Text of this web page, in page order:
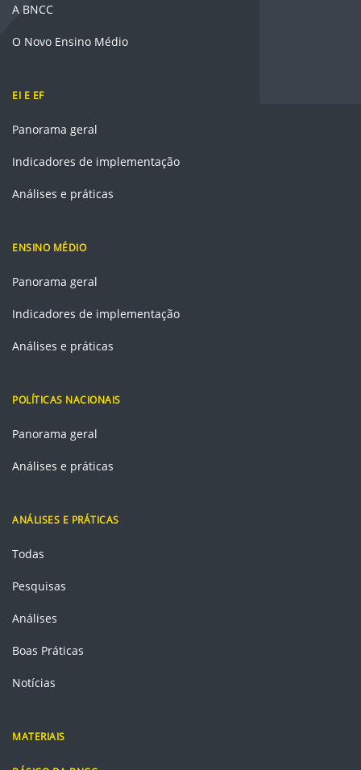
A BNCC
O Novo Ensino Médio
EI E EF
Panorama geral
Indicadores de implementação
Análises e práticas
ENSINO MÉDIO
Panorama geral
Indicadores de implementação
Análises e práticas
POLÍTICAS NACIONAIS
Panorama geral
Análises e práticas
ANÁLISES E PRÁTICAS
Todas
Pesquisas
Análises
Boas Práticas
Notícias
MATERIAIS